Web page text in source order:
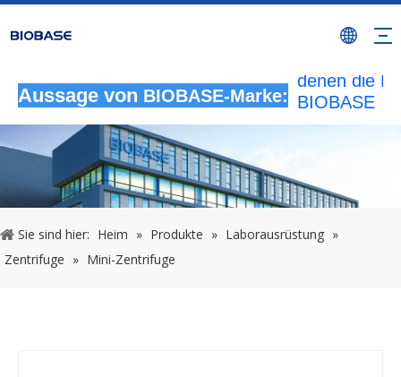
Aussage von BIOBASE-Marke:
Alle nicht
autorisierten
denen die
BIOBASE
Verletzung
wird die
Haftung
Sie sind hier: Heim » Produkte » Laborausrüstung »
Zentrifuge » Mini-Zentrifuge